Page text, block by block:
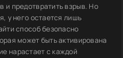
и предотвратить взрыв. Но
у него остается лишь
способ безопасно
может быть активирована
нарастает с каждой